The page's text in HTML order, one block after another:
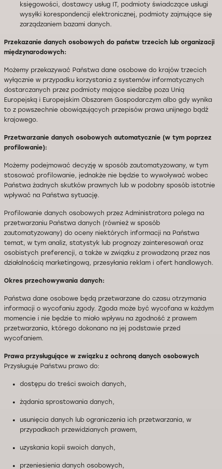
księgowości, dostawcy usług IT, podmioty świadczące usługi
wysyłki korespondencji elektronicznej, podmioty zajmujące się
zarządzaniem bazami danych.
Przekazanie danych osobowych do państw trzecich lub organizacji
międzynarodowych:
Możemy przekazywać Państwa dane osobowe do krajów trzecich
wyłącznie w przypadku korzystania z systemów informatycznych
dostarczanych przez podmioty mające siedzibę poza Unią
Europejską i Europejskim Obszarem Gospodarczym albo gdy wynika
to z powszechnie obowiązujących przepisów prawa unijnego bądź
krajowego.
Przetwarzanie danych osobowych automatycznie (w tym poprzez
profilowanie):
Możemy podejmować decyzję w sposób zautomatyzowany, w tym
stosować profilowanie, jednakże nie będzie to wywoływać wobec
Państwa żadnych skutków prawnych lub w podobny sposób istotnie
wpływać na Państwa sytuację.
Profilowanie danych osobowych przez Administratora polega na
przetwarzaniu Państwa danych (również w sposób
zautomatyzowany) do oceny niektórych informacji na Państwa
temat, w tym analiz, statystyk lub prognozy zainteresowań oraz
osobistych preferencji, a także w związku z prowadzoną przez nas
działalnością marketingową, przesyłania reklam i ofert handlowych.
Okres przechowywania danych:
Państwa dane osobowe będą przetwarzane do czasu otrzymania
informacji o wycofaniu zgody. Zgoda może być wycofana w każdym
momencie i nie będzie to miało wpływu na zgodność z prawem
przetwarzania, którego dokonano na jej podstawie przed
wycofaniem.
Prawa przysługujące w związku z ochroną danych osobowych
Przysługuje Państwu prawo do:
dostępu do treści swoich danych,
żądania sprostowania danych,
usunięcia danych lub ograniczenia ich przetwarzania, w
przypadkach przewidzianych prawem,
uzyskania kopii swoich danych,
przeniesienia danych osobowych,